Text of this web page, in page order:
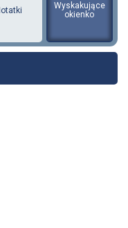
Notatki
Wyskakujące
okienko